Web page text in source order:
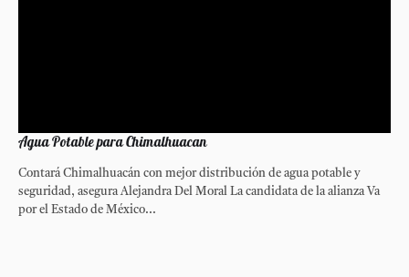
Agua Potable para Chimalhuacan
Contará Chimalhuacán con mejor distribución de agua potable y
seguridad, asegura Alejandra Del Moral La candidata de la alianza Va
por el Estado de México...